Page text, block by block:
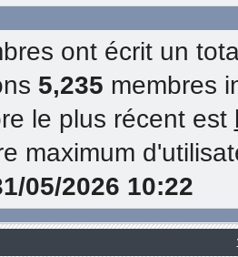
ont écrit un
5,235 membres
le plus récent est
maximum
05/2026 10:22